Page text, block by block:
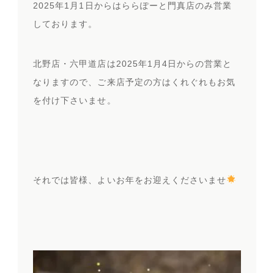
2025年1月1日からはららぽーと門真店のみ営業
しております。
北野店・六甲道店は2025年1月4日からの営業と
なりますので、ご来店予定の方はくれぐれもお気
を付け下さいませ。
それでは皆様、よいお年をお迎えくださいませ